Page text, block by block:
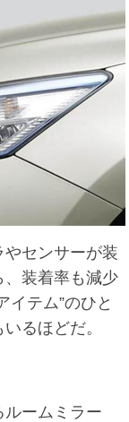
センサーが装
装着率も減少
イテム”のひと
るほどだ。
ームミラー